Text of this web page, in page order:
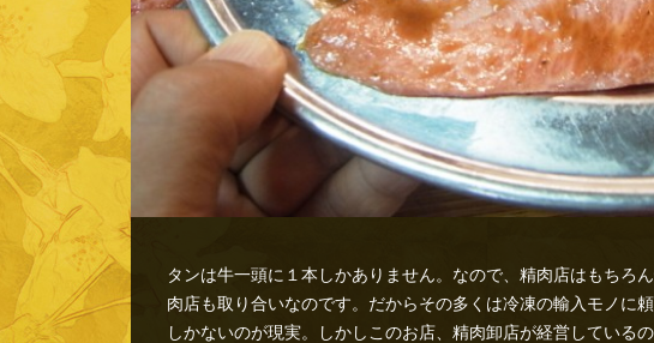
タンは牛一頭に１本しかありません。なので、精肉店はもちろ
肉店も取り合いなのです。だからその多くは冷凍の輸入モノに
しかないのが現実。しかしこのお店、精肉卸店が経営しているの